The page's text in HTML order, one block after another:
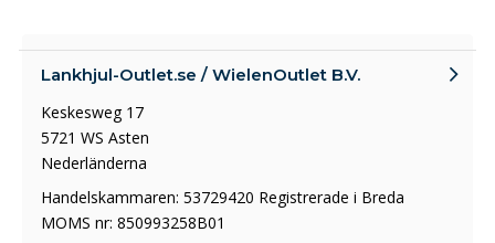
Lankhjul-Outlet.se / WielenOutlet B.V.
Keskesweg 17
5721 WS Asten
Nederländerna
Handelskammaren: 53729420 Registrerade i Breda
MOMS nr: 850993258B01